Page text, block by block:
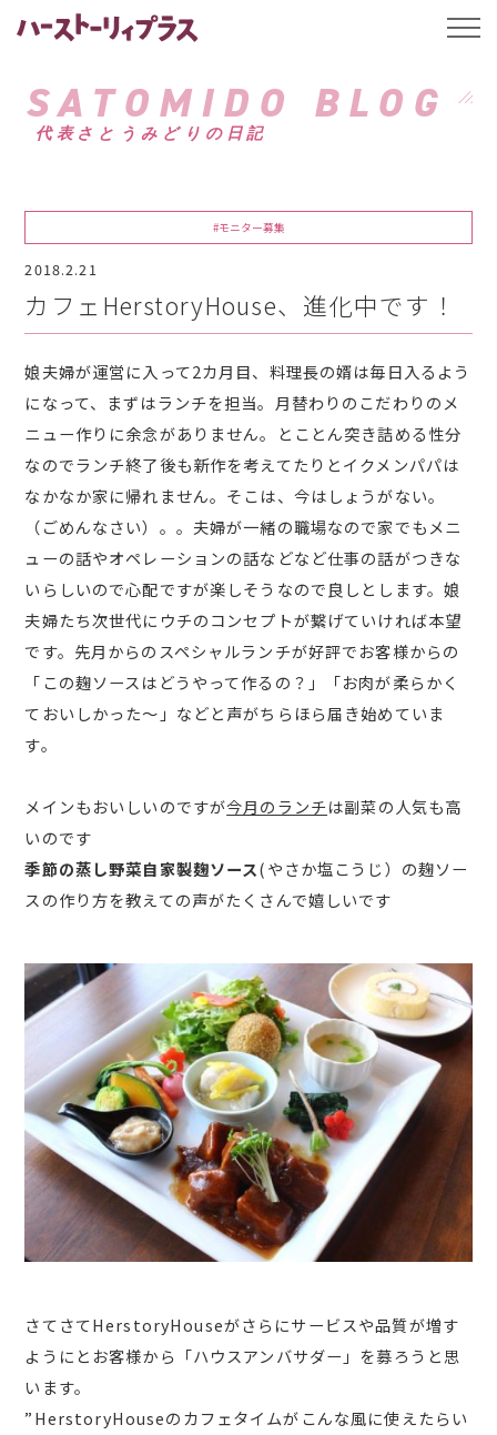
ハーストーリィプ
SATOMIDO BLOG
代表さとうみどりの日記
#モニター募集
2018.2.21
カフェHerstoryHouse、進化中です！
娘夫婦が運営に入って2カ月目、料理長の婿は毎日入るよう
になって、まずはランチを担当。月替わりのこだわりのメ
ニュー作りに余念がありません。とことん突き詰める性分
なのでランチ終了後も新作を考えてたりとイクメンパパは
なかなか家に帰れません。そこは、今はしょうがない。
（ごめんなさい）。。夫婦が一緒の職場なので家でもメニ
ューの話やオペレーションの話などなど仕事の話がつきな
いらしいので心配ですが楽しそうなので良しとします。娘
夫婦たち次世代にウチのコンセプトが繋げていければ本望
です。先月からのスペシャルランチが好評でお客様からの
「この麹ソースはどうやって作るの？」「お肉が柔らかく
ておいしかった～」などと声がちらほら届き始めていま
す。
メインもおいしいのですが今月のランチは副菜の人気も高
いのです
季節の蒸し野菜自家製麹ソース(やさか塩こうじ）の麹ソー
スの作り方を教えての声がたくさんで嬉しいです
さてさてHerstoryHouseがさらにサービスや品質が増す
ようにとお客様から「ハウスアンバサダー」を募ろうと思
います。
”HerstoryHouseのカフェタイムがこんな風に使えたらい
t
l
a